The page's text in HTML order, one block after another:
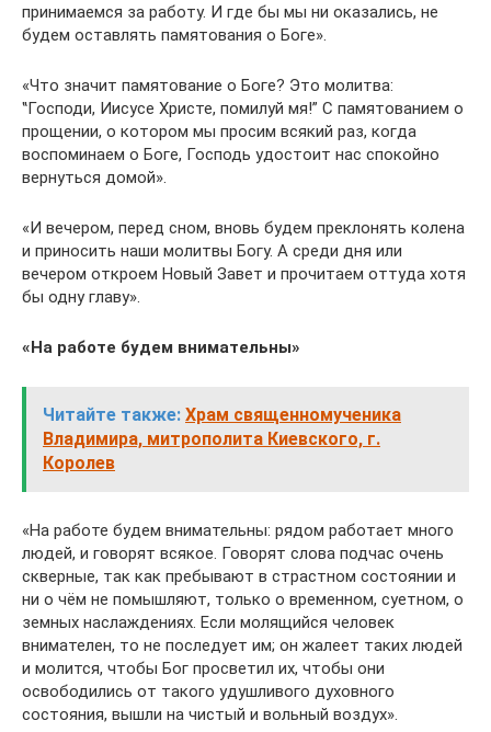
принимаемся за работу. И где бы мы ни оказались, не
будем оставлять памятования о Боге».
«Что значит памятование о Боге? Это молитва:
‟Господи, Иисусе Христе, помилуй мя!” С памятованием о
прощении, о котором мы просим всякий раз, когда
воспоминаем о Боге, Господь удостоит нас спокойно
вернуться домой».
«И вечером, перед сном, вновь будем преклонять колена
и приносить наши молитвы Богу. А среди дня или
вечером откроем Новый Завет и прочитаем оттуда хотя
бы одну главу».
«На работе будем внимательны»
Читайте также: Храм священномученика
Владимира, митрополита Киевского, г.
Королев
«На работе будем внимательны: рядом работает много
людей, и говорят всякое. Говорят слова подчас очень
скверные, так как пребывают в страстном состоянии и
ни о чём не помышляют, только о временном, суетном, о
земных наслаждениях. Если молящийся человек
внимателен, то не последует им; он жалеет таких людей
и молится, чтобы Бог просветил их, чтобы они
освободились от такого удушливого духовного
состояния, вышли на чистый и вольный воздух».